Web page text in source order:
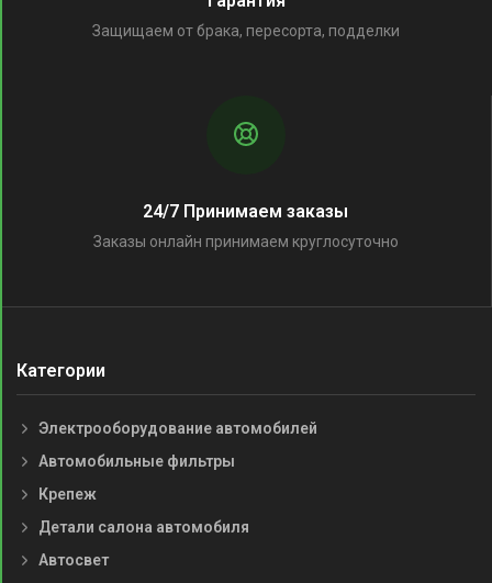
Защищаем от брака, пересорта, подделки
24/7 Принимаем заказы
Заказы онлайн принимаем круглосуточно
Категории
Электрооборудование автомобилей
Автомобильные фильтры
Крепеж
Детали салона автомобиля
Автосвет